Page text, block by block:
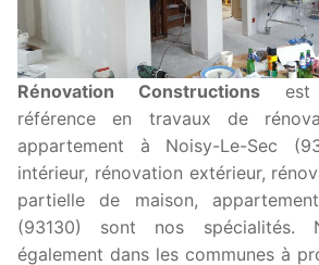
Rénovation Constructions est
référence en travaux de
appartement à Noisy-Le-Sec
intérieur, rénovation extérieur,
partielle de maison,
(93130) sont nos spécialités.
également dans les communes à